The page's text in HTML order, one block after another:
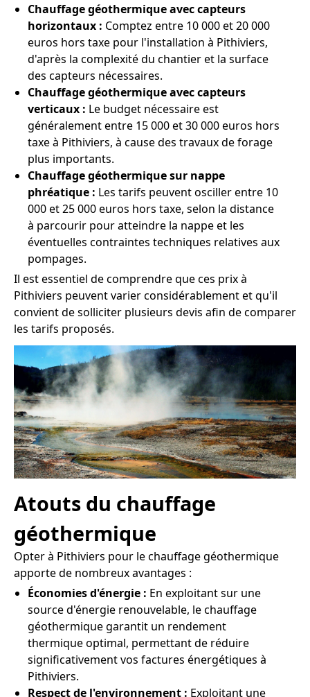
Chauffage géothermique avec capteurs
horizontaux : Comptez entre 10 000 et 20 000
euros hors taxe pour l'installation à Pithiviers,
d'après la complexité du chantier et la surface
des capteurs nécessaires.
Chauffage géothermique avec capteurs
verticaux : Le budget nécessaire est
généralement entre 15 000 et 30 000 euros hors
taxe à Pithiviers, à cause des travaux de forage
plus importants.
Chauffage géothermique sur nappe
phréatique : Les tarifs peuvent osciller entre 10
000 et 25 000 euros hors taxe, selon la distance
à parcourir pour atteindre la nappe et les
éventuelles contraintes techniques relatives aux
pompages.
Il est essentiel de comprendre que ces prix à
Pithiviers peuvent varier considérablement et qu'il
convient de solliciter plusieurs devis afin de comparer
les tarifs proposés.
Atouts du chauffage
géothermique
Opter à Pithiviers pour le chauffage géothermique
apporte de nombreux avantages :
Économies d'énergie : En exploitant sur une
source d'énergie renouvelable, le chauffage
géothermique garantit un rendement
thermique optimal, permettant de réduire
significativement vos factures énergétiques à
Pithiviers.
Respect de l'environnement : Exploitant une